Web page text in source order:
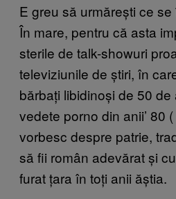
E greu să urmărești ce
În mare, pentru că asta
sterile de talk-showuri
televiziunile de știri, în
bărbați libidinoși de 50
vedete porno din anii’ 80
vorbesc despre patrie,
să fii român adevărat și
furat țara în toți anii ăștia.